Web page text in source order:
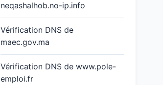
neqashalhob.no-ip.info
Vérification DNS de
maec.gov.ma
Vérification DNS de www.pole-
emploi.fr